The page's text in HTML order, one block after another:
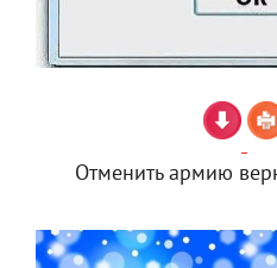
Отменить армию